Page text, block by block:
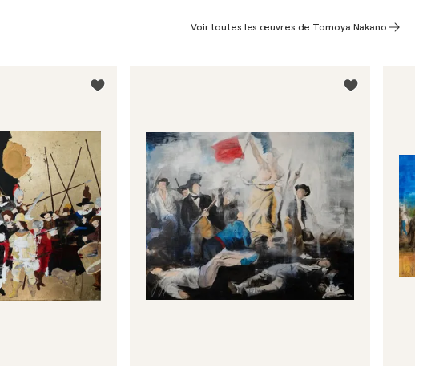
Voir toutes les œuvres de Tomoya Nakano